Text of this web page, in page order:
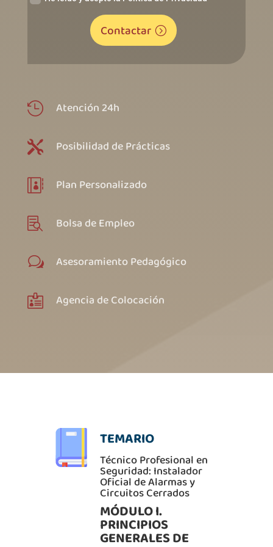
Contactar
 Atención 24h
 Posibilidad de Prácticas
 Plan Personalizado
 Bolsa de Empleo
w Asesoramiento Pedagógico
 Agencia de Colocación
TEMARIO
Técnico Profesional en
Seguridad: Instalador
Oficial de Alarmas y
Circuitos Cerrados
MÓDULO I.
PRINCIPIOS
GENERALES DE